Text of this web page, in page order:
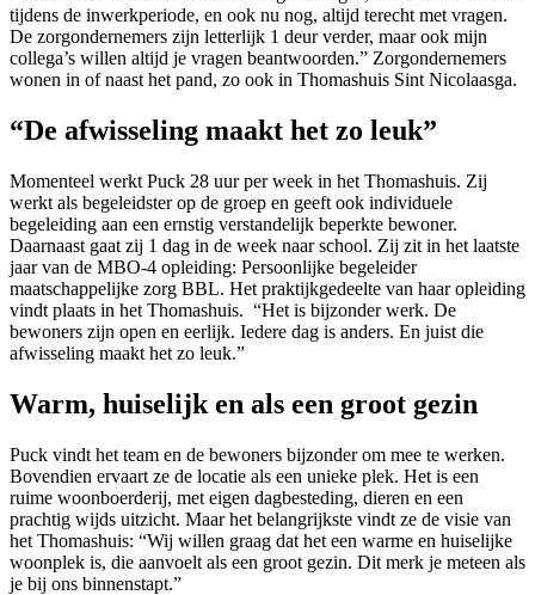
tijdens de inwerkperiode, en ook nu nog, altijd terecht met vragen.
De zorgondernemers zijn letterlijk 1 deur verder, maar ook mijn
collega’s willen altijd je vragen beantwoorden.” Zorgondernemers
wonen in of naast het pand, zo ook in Thomashuis Sint Nicolaasga.
“De afwisseling maakt het zo leuk”
Momenteel werkt Puck 28 uur per week in het Thomashuis. Zij
werkt als begeleidster op de groep en geeft ook individuele
begeleiding aan een ernstig verstandelijk beperkte bewoner.
Daarnaast gaat zij 1 dag in de week naar school. Zij zit in het laatste
jaar van de MBO-4 opleiding: Persoonlijke begeleider
maatschappelijke zorg BBL. Het praktijkgedeelte van haar opleiding
vindt plaats in het Thomashuis. “Het is bijzonder werk. De
bewoners zijn open en eerlijk. Iedere dag is anders. En juist die
afwisseling maakt het zo leuk.”
Warm, huiselijk en als een groot gezin
Puck vindt het team en de bewoners bijzonder om mee te werken.
Bovendien ervaart ze de locatie als een unieke plek. Het is een
ruime woonboerderij, met eigen dagbesteding, dieren en een
prachtig wijds uitzicht. Maar het belangrijkste vindt ze de visie van
het Thomashuis: “Wij willen graag dat het een warme en huiselijke
woonplek is, die aanvoelt als een groot gezin. Dit merk je meteen als
je bij ons binnenstapt.”